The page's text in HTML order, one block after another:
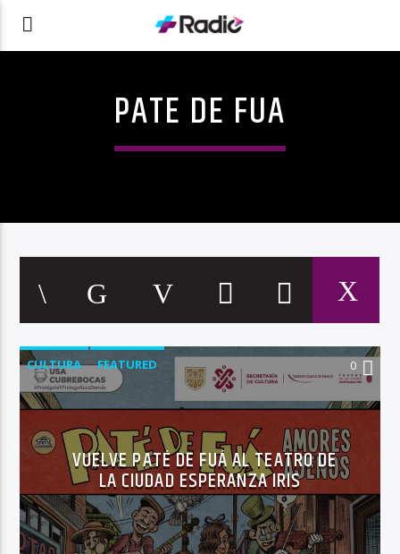
PATE DE FUA
CULTURA FEATURED 0
VUELVE PATÉ DE FUÁ AL TEATRO DE
LA CIUDAD ESPERANZA IRIS